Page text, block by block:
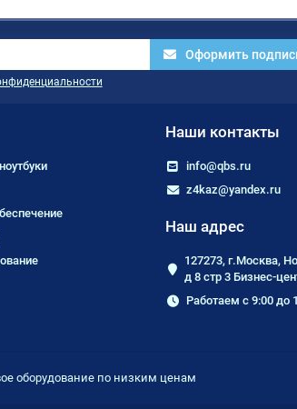
Оформить
Наши контакты
info@qbs.ru
z4kaz@yandex.ru
Наш адрес
127273, г.Москва,
д 8 стр 3 Бизнес-
Работаем с 9:00 до
оборудование по низким ценам